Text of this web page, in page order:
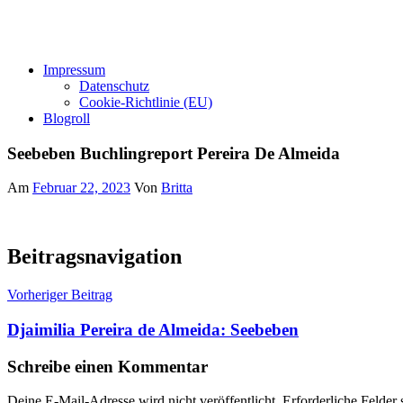
Impressum
Datenschutz
Cookie-Richtlinie (EU)
Blogroll
Seebeben Buchlingreport Pereira De Almeida
Am Februar 22, 2023 Von Britta
Beitragsnavigation
Vorheriger Beitrag
Djaimilia Pereira de Almeida: Seebeben
Schreibe einen Kommentar